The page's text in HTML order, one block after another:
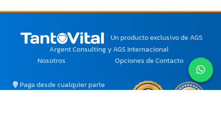
Un producto exclusivode AGS
Argent Consulting y AGS Internacional
Nosotros
Opciones de Contacto
Paga desde cualquier parte